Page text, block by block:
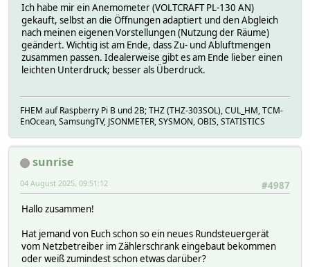
Ich habe mir ein Anemometer (VOLTCRAFT PL-130 AN)
gekauft, selbst an die Öffnungen adaptiert und den Abgleich
nach meinen eigenen Vorstellungen (Nutzung der Räume)
geändert. Wichtig ist am Ende, dass Zu- und Abluftmengen
zusammen passen. Idealerweise gibt es am Ende lieber einen
leichten Unterdruck; besser als Überdruck.
FHEM auf Raspberry Pi B und 2B; THZ (THZ-303SOL), CUL_HM, TCM-
EnOcean, SamsungTV, JSONMETER, SYSMON, OBIS, STATISTICS
sunrise
#4987
04 August 2025, 09:51:12
Hallo zusammen!
Hat jemand von Euch schon so ein neues Rundsteuergerät
vom Netzbetreiber im Zählerschrank eingebaut bekommen
oder weiß zumindest schon etwas darüber?